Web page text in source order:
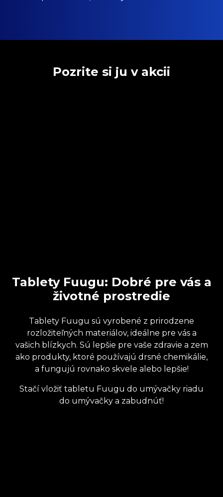
Pozrite si ju v akcii
Tablety Fuugu: Dobré pre vás a
životné prostredie
Tablety Fuugu sú vyrobené z prirodzene
rozložiteľných materiálov, ideálne pre vás a
vašich blízkych. Sú lepšie pre vaše zdravie a zem
ako produkty, ktoré používajú drsné chemikálie,
a fungujú rovnako skvele alebo lepšie!
Stačí vložiť tabletu Fuugu do umývačky riadu
do umývačky a zabudnúť!